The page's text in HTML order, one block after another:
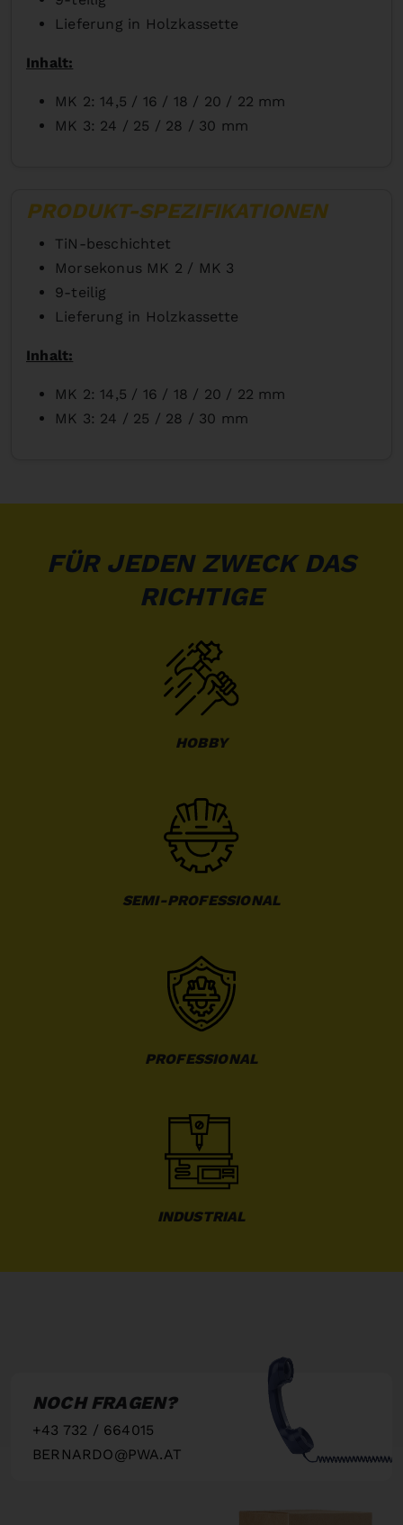
Lieferung in Holzkassette
Inhalt:
MK 2: 14,5 / 16 / 18 / 20 / 22 mm
MK 3: 24 / 25 / 28 / 30 mm
PRODUKT-SPEZIFIKATIONEN
TiN-beschichtet
Morsekonus MK 2 / MK 3
9-teilig
Lieferung in Holzkassette
Inhalt:
MK 2: 14,5 / 16 / 18 / 20 / 22 mm
MK 3: 24 / 25 / 28 / 30 mm
FÜR JEDEN ZWECK DAS
RICHTIGE
HOBBY
SEMI-PROFESSIONAL
PROFESSIONAL
INDUSTRIAL
NOCH FRAGEN?
+43 732 / 664015
BERNARDO@PWA.AT